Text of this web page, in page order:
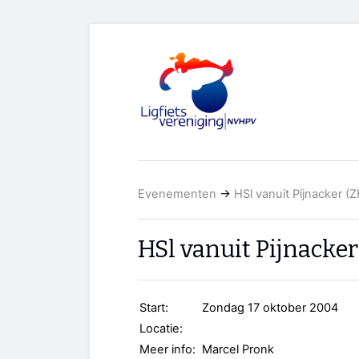
Evenementen → HSl vanuit Pijnacker
HSl vanuit
Start:
Zondag 17 oktober 2004
Locatie:
Meer info: Marcel Pronk